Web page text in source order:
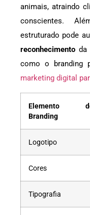
animais, atraindo
conscientes.
estruturado pode
reconhecimento da
como o branding
marketing digital
Elemento
Branding
Logotipo
Cores
Tipografia